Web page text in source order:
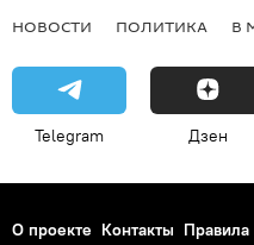
НОВОСТИ ПОЛИТИКА В
Telegram Дзен
О проекте Контакты Правила